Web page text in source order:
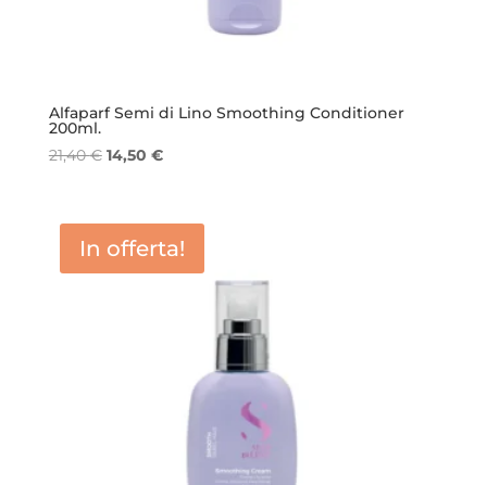
Alfaparf Semi di Lino Smoothing Conditioner
200ml.
21,40€ Il
era:
21,40 €.
14,50 €Il
è:
14,50 €.
In offerta!